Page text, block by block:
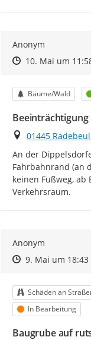
Anonym
Zeitpunkt des
Zeitpunkt des
10. Mai um
Kategorie
Bäume/Wald
Ort
01445
An der
Fahrbahnrand (an
keinen Fußweg, ab
Verkehrsraum.
Anonym
Zeitpunkt des
Zeitpunkt des
9. Mai um 18:43
Kategorie
Schäden an
Status
In Bearbeitung
Baugrube auf